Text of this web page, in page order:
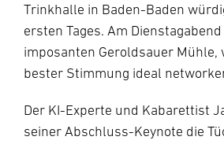
Trinkhalle in Baden-Baden
ersten Tages. Am
imposanten Geroldsauer Mühle,
bester Stimmung ideal
Der KI-Experte und Kabarettist
seiner Abschluss-Keynote die